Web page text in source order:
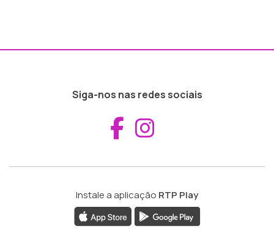
Siga-nos nas redes sociais
Aceder ao
Instale a aplicação RTP Play